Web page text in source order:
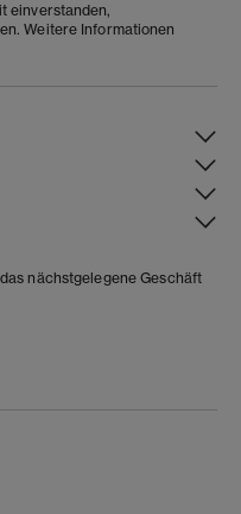
einverstanden,
Weitere Informationen
nächstgelegene Geschäft